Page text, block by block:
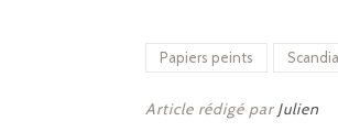
Papiers peints
Article rédigé par Julien